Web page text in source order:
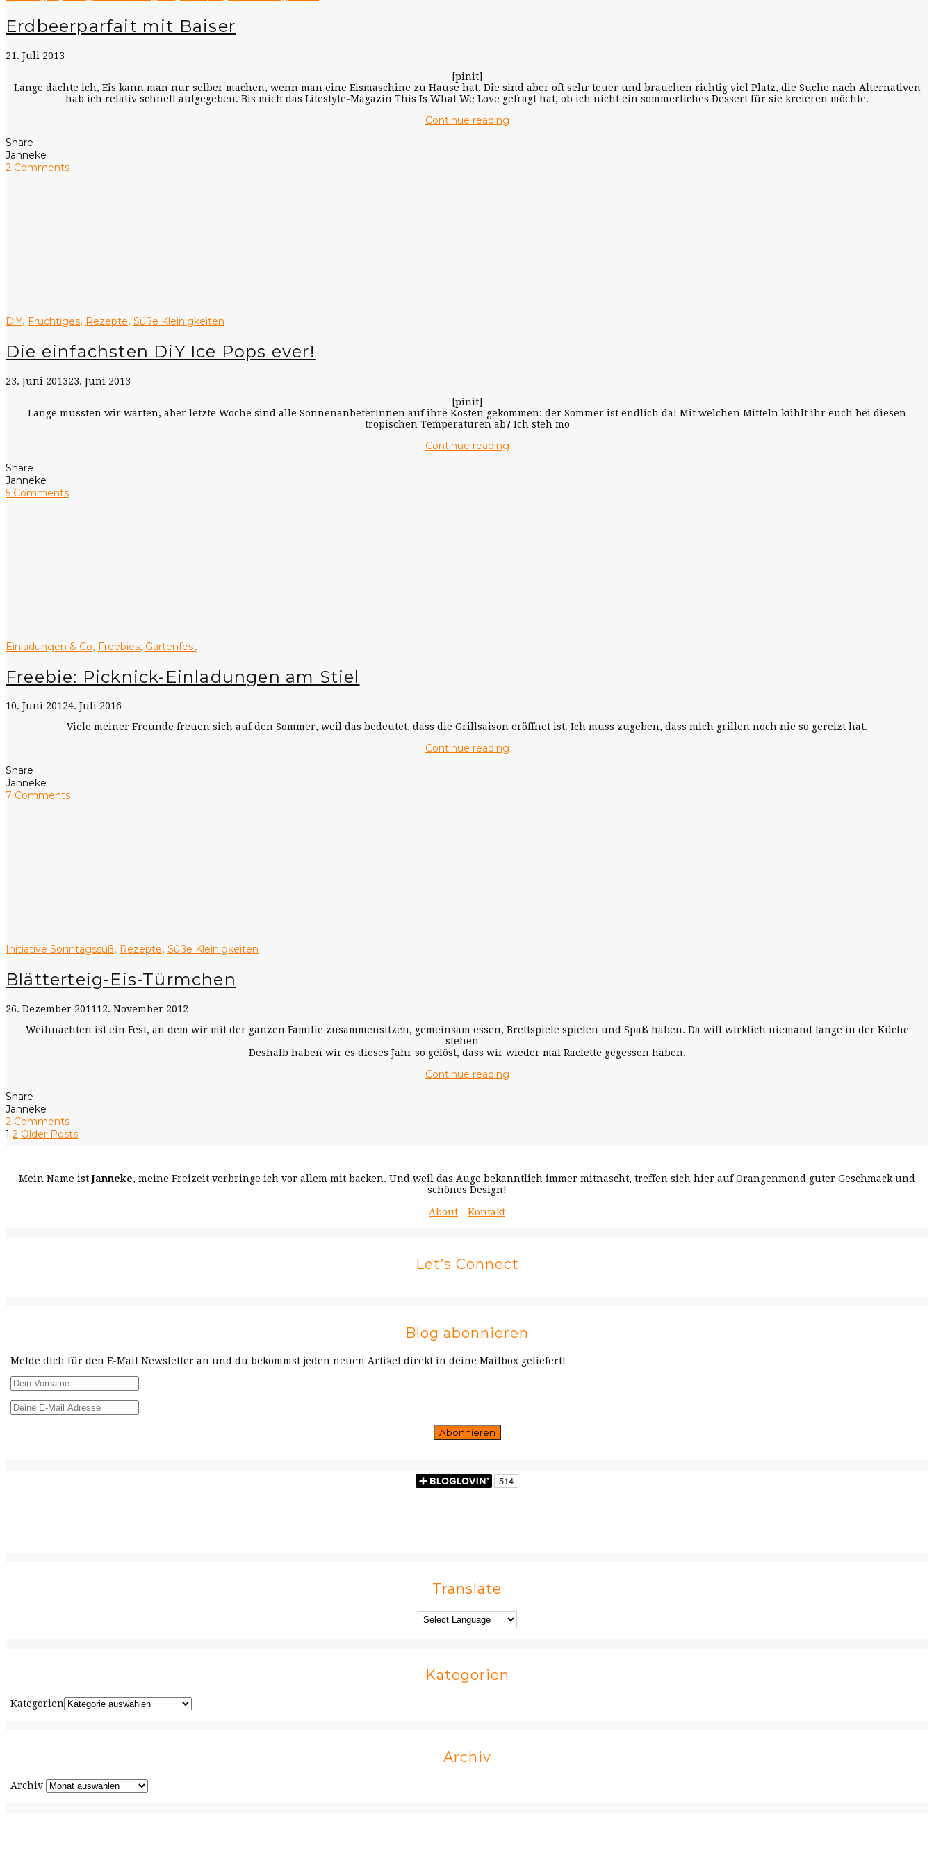
Erdbeerparfait mit Baiser
21. Juli 2013
[pinit]
Lange dachte ich, Eis kann man nur selber machen, wenn man eine Eismaschine zu Hause hat. Die sind aber oft sehr teuer und brauchen richtig viel Platz, die Suche nach Alternativen
hab ich relativ schnell aufgegeben. Bis mich das Lifestyle-Magazin This Is What We Love gefragt hat, ob ich nicht ein sommerliches Dessert für sie kreieren möchte.
Continue reading
Share
Janneke
2 Comments
DiY, Fruchtiges, Rezepte, Süße Kleinigkeiten
Die einfachsten DiY Ice Pops ever!
23. Juni 201323. Juni 2013
[pinit]
Lange mussten wir warten, aber letzte Woche sind alle SonnenanbeterInnen auf ihre Kosten gekommen: der Sommer ist endlich da! Mit welchen Mitteln kühlt ihr euch bei diesen
tropischen Temperaturen ab? Ich steh mo
Continue reading
Share
Janneke
5 Comments
Einladungen & Co, Freebies, Gartenfest
Freebie: Picknick-Einladungen am Stiel
10. Juni 20124. Juli 2016
Viele meiner Freunde freuen sich auf den Sommer, weil das bedeutet, dass die Grillsaison eröffnet ist. Ich muss zugeben, dass mich grillen noch nie so gereizt hat.
Continue reading
Share
Janneke
7 Comments
Initiative Sonntagssüß, Rezepte, Süße Kleinigkeiten
Blätterteig-Eis-Türmchen
26. Dezember 201112. November 2012
Weihnachten ist ein Fest, an dem wir mit der ganzen Familie zusammensitzen, gemeinsam essen, Brettspiele spielen und Spaß haben. Da will wirklich niemand lange in der Küche
stehen…
Deshalb haben wir es dieses Jahr so gelöst, dass wir wieder mal Raclette gegessen haben.
Continue reading
Share
Janneke
2 Comments
1 2 Older Posts
Mein Name istJanneke, meine Freizeit verbringe ich vor allem mit backen. Und weil das Auge bekanntlich immer mitnascht, treffen sich hier auf Orangenmond guter Geschmack und
schönes Design!
About - Kontakt
Let’s Connect
Blog abonnieren
Melde dich für den E-Mail Newsletter an und du bekommst jeden neuen Artikel direkt in deine Mailbox geliefert!
Translate
Kategorien
Kategorien
Archiv
Archiv